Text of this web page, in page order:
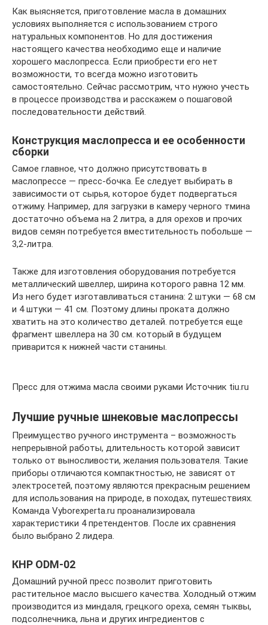
Как выясняется, приготовление масла в домашних
условиях выполняется с использованием строго
натуральных компонентов. Но для достижения
настоящего качества необходимо еще и наличие
хорошего маслопресса. Если приобрести его нет
возможности, то всегда можно изготовить
самостоятельно. Сейчас рассмотрим, что нужно учесть
в процессе производства и расскажем о пошаговой
последовательности действий.
Конструкция маслопресса и ее особенности
сборки
Самое главное, что должно присутствовать в
маслопрессе — пресс-бочка. Ее следует выбирать в
зависимости от сырья, которое будет подвергаться
отжиму. Например, для загрузки в камеру черного тмина
достаточно объема на 2 литра, а для орехов и прочих
видов семян потребуется вместительность побольше —
3,2-литра.
Также для изготовления оборудования потребуется
металлический швеллер, ширина которого равна 12 мм.
Из него будет изготавливаться станина: 2 штуки — 68 см
и 4 штуки — 41 см. Поэтому длины проката должно
хватить на это количество деталей. потребуется еще
фрагмент швеллера на 30 см. который в будущем
приварится к нижней части станины.
Пресс для отжима масла своими руками Источник tiu.ru
Лучшие ручные шнековые маслопрессы
Преимущество ручного инструмента – возможность
непрерывной работы, длительность которой зависит
только от выносливости, желания пользователя. Такие
приборы отличаются компактностью, не зависят от
электросетей, поэтому являются прекрасным решением
для использования на природе, в походах, путешествиях.
Команда Vyborexperta.ru проанализировала
характеристики 4 претендентов. После их сравнения
было выбрано 2 лидера.
КНР ODM-02
Домашний ручной пресс позволит приготовить
растительное масло высшего качества. Холодный отжим
производится из миндаля, грецкого ореха, семян тыквы,
подсолнечника, льна и других ингредиентов с